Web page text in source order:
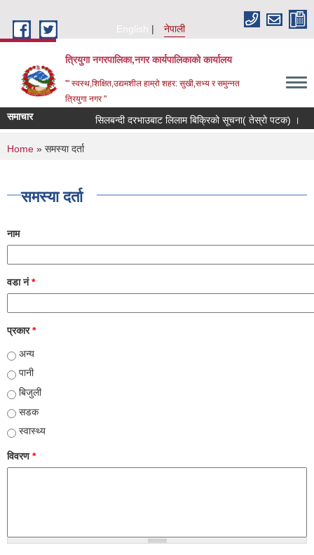
English
नेपाली
त्रियुगा नगरपालिका,नगर कार्यपालिकाको कार्यालय
'" स्वस्थ,शिक्षित,उद्यमशील हाम्रो शहर: सुखी,सभ्य र समुन्नत
त्रियुगा नगर "
समाचार सिलबन्दी दरभाउबाट लिलाम बिक्रिको सूचना( तेस्रो पटक) ।
You are here
Home » समस्या दर्ता
समस्या दर्ता
नाम
वडा नं*
प्रकार*
अन्य
पानी
बिजुली
सडक
स्वास्थ्य
विवरण*